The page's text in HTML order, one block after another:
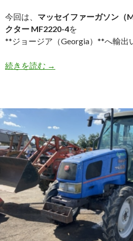
今回は、 マッセイファーガソン（
クター MF2220-4を
**ジョージア（Georgia）**へ輸出
続きを読む 【買
ッ
セ
イ
フ
ァ
ー
ガ
ソ
ン
ト
→